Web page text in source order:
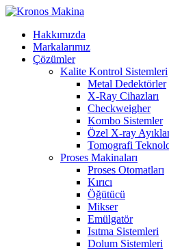
Hakkımızda
Markalarımız
Çözümler
Kalite Kontrol Sistemleri
Metal Dedektörler
X-Ray Cihazları
Checkweigher
Kombo Sistemler
Özel X-ray
Tomografi
Proses Makinaları
Proses Otomatları
Kırıcı
Öğütücü
Mikser
Emülgatör
Isıtma Sistemleri
Dolum Sistemleri